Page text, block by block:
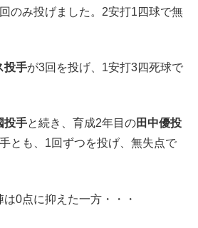
のみ投げました。2安打1四球で無
投手が3回を投げ、1安打3四死球で
投手と続き、育成2年目の田中優投
とも、1回ずつを投げ、無失点で
0点に抑えた一方・・・